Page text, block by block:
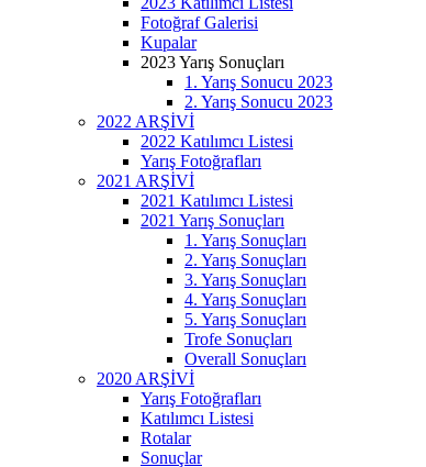
Fotoğraf Galerisi
Kupalar
2023 Yarış Sonuçları
1. Yarış Sonucu 2023
2. Yarış Sonucu 2023
2022 ARŞİVİ
2022 Katılımcı Listesi
Yarış Fotoğrafları
2021 ARŞİVİ
2021 Katılımcı Listesi
2021 Yarış Sonuçları
1. Yarış Sonuçları
2. Yarış Sonuçları
3. Yarış Sonuçları
4. Yarış Sonuçları
5. Yarış Sonuçları
Trofe Sonuçları
Overall Sonuçları
2020 ARŞİVİ
Yarış Fotoğrafları
Katılımcı Listesi
Rotalar
Sonuçlar